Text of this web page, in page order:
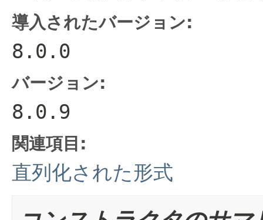
導入されたバージョン:
8.0.0
バージョン:
8.0.9
関連項目:
直列化された形式